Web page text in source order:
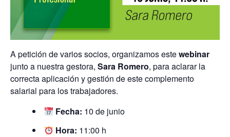
A petición de varios socios, organizamos estewebinar
junto a nuestra gestora, Sara Romero, para aclarar la
correcta aplicación y gestión de este complemento
salarial para los trabajadores.
Fecha: 10 de junio
Hora: 11:00 h